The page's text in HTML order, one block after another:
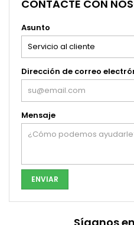
CONTACTE CON
Asunto
Dirección de correo
Mensaje